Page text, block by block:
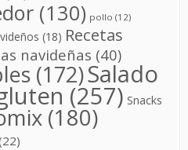
(130) pollo (12)
(18) Recetas
navideñas (40)
(172)Salado
(257) Snacks
(180)